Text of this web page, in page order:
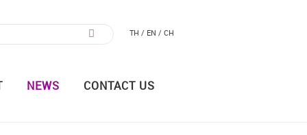
TH / EN / CH
NEWS CONTACT US